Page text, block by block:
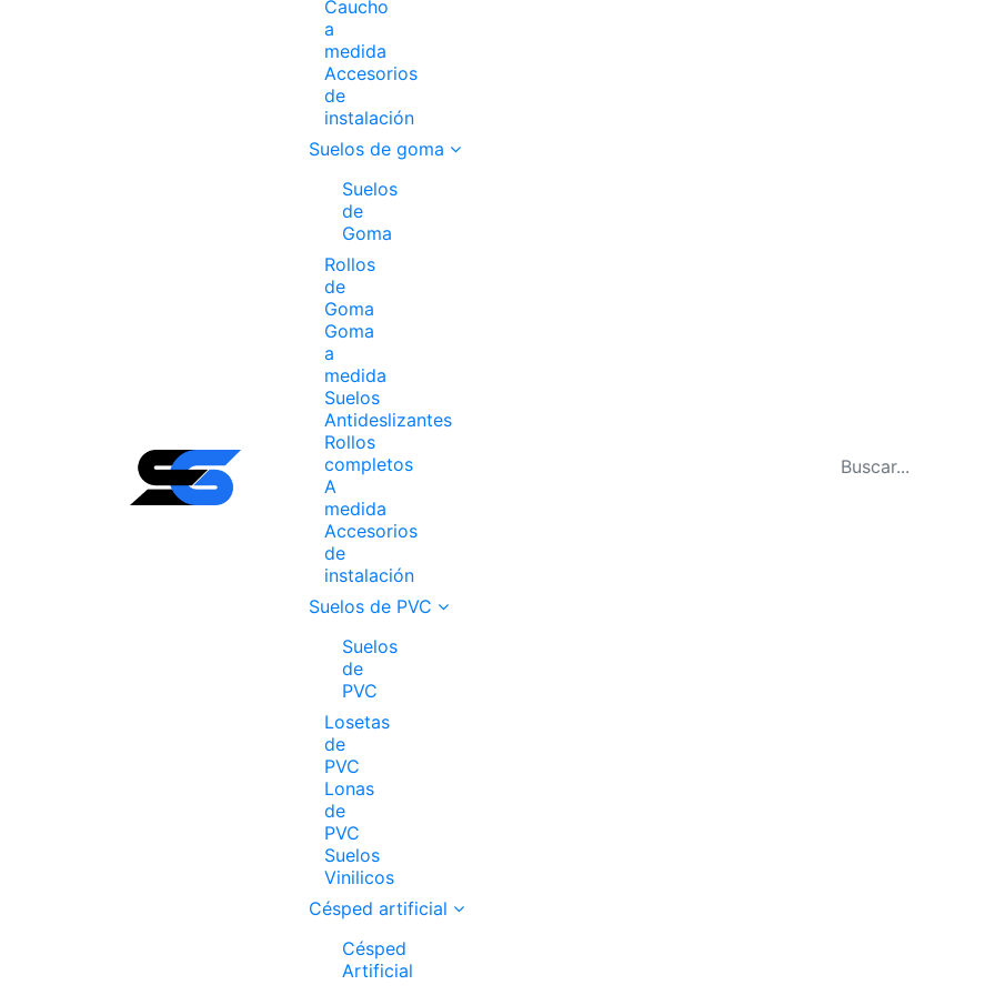
Caucho
a
medida
Accesorios
de
instalación
Suelos de goma
Suelos
de
Goma
Rollos
de
Goma
Goma
a
medida
Suelos
Antideslizantes
Rollos
completos
A
medida
Accesorios
de
instalación
Suelos de PVC
Suelos
de
PVC
Losetas
de
PVC
Lonas
de
PVC
Suelos
Vinilicos
Césped artificial
Césped
Artificial